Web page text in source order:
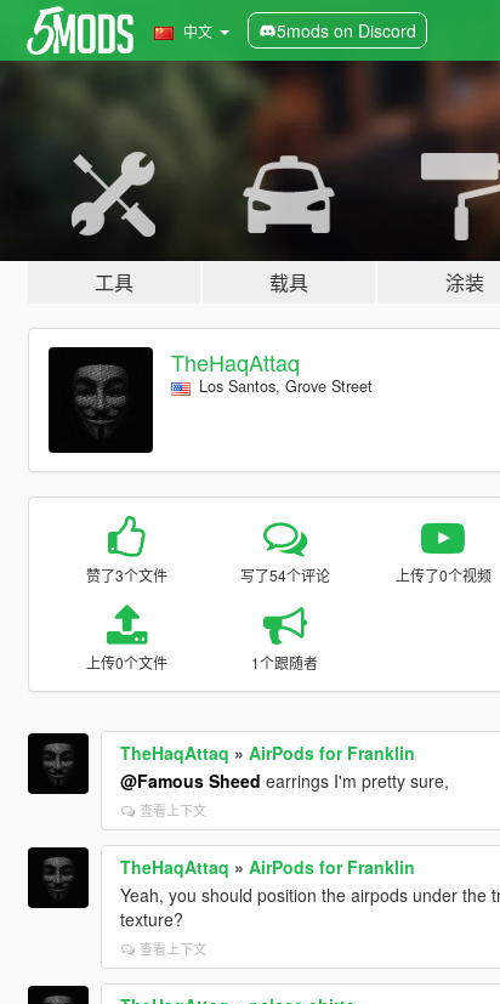
中文 5mods on Discord
工具 载具 涂装
TheHaqAttaq
Los Santos, Grove Street
赞了3个文件 写了54个评论 上传了0个视频
上传0个文件 1个跟随者
TheHaqAttaq » AirPods for Franklin
@Famous Sheed earrings I'm pretty sure,
查看上下文
TheHaqAttaq » AirPods for Franklin
Yeah, you should position the airpods under
texture?
查看上下文